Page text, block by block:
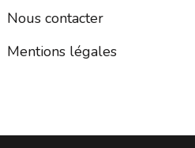
Nous contacter
Mentions légales